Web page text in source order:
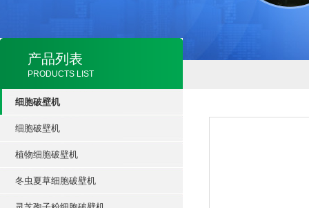
产品列表
PRODUCTS LIST
细胞破壁机
细胞破壁机
植物细胞破壁机
冬虫夏草细胞破壁机